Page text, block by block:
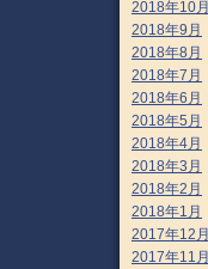
2018年10月
2018年9月
2018年8月
2018年7月
2018年6月
2018年5月
2018年4月
2018年3月
2018年2月
2018年1月
2017年12月
2017年11月